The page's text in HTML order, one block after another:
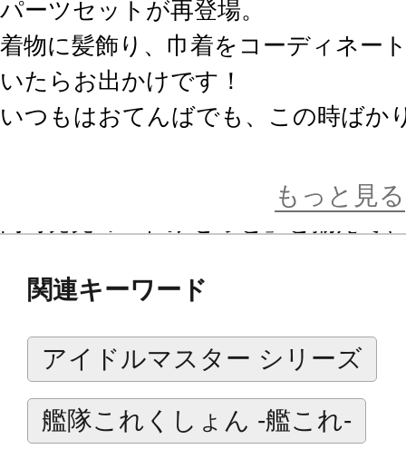
パーツセットが再登場。
着物に髪飾り、巾着をコーディネー
いたらお出かけです！
いつもはおてんばでも、この時ばか
ね。
【セット内容】
もっと見る
関連キーワード
アイドルマスター シリーズ
艦隊これくしょん -艦これ-